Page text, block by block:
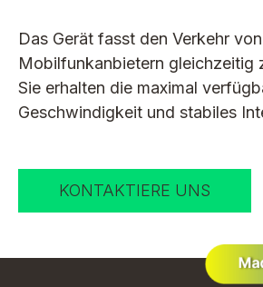
Das Gerät fasst den Verkehr
Mobilfunkanbietern gleichzeitig
Sie erhalten die maximal
Geschwindigkeit und stabiles
KONTAKTIERE UNS